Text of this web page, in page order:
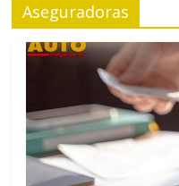
Aseguradoras